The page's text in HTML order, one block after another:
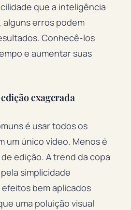
que a inteligência
erros podem
Conhecê-los
e aumentar suas
exagerada
é usar todos os
um único vídeo. Menos é
edição. A trend da copa
simplicidade
bem aplicados
uma poluição visual